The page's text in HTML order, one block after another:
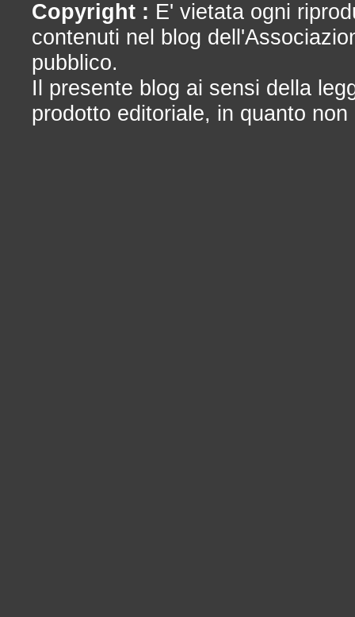
Copyright : E' vietata ogni
contenuti nel blog
pubblico.
Il presente blog ai sensi della
prodotto editoriale, in quanto